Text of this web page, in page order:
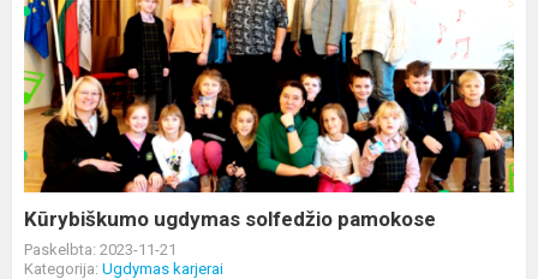
Kūrybiškumo
ugdymas
solfedžio
pamokose
Kūrybiškumo ugdymas solfedžio pamokose
Paskelbta: 2023-11-21
Kategorija: Ugdymas karjerai